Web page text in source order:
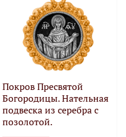
Покров Пресвятой
Богородицы. Нательная
подвеска из серебра с
позолотой.